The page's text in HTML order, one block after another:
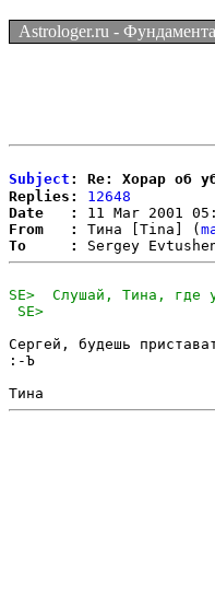
Astrologer.ru -
Subject : Re: Хорар об
Replies:
12648
Date   :
From   :
Тина [Tina] (
To     :
Сергей, будешь
:-Ъ